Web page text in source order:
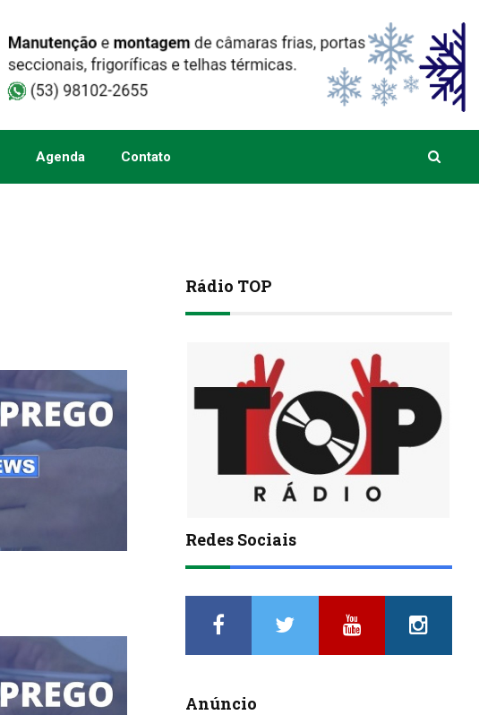
Agenda Contato
Rádio TOP
Redes Sociais
Anúncio